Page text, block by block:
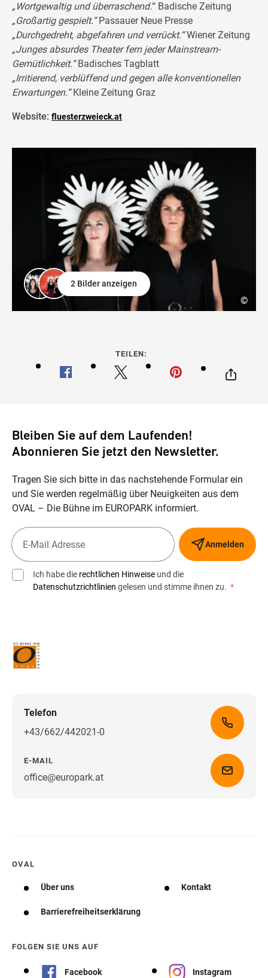
„Wortgewaltig und überraschend.“ Badische Zeitung
„Großartig gespielt.“Passauer Neue Presse
„Durchgedreht, abgefahren und verrückt.“Wiener Zeitung
„Junges absurdes Theater fern jeder Mainstream-
Gemütlichkeit.“Badisches Tagblatt
„Irritierend, verblüffend und gegen alle konventionellen
Erwartungen.“Kleine Zeitung Graz
Website: fluesterzweieck.at
©
2 Bilder anzeigen
TEILEN:
Bleiben Sie auf dem Laufenden!
Abonnieren Sie jetzt den Newsletter.
Tragen Sie sich bitte in das nachstehende Formular ein
und Sie werden regelmäßig über Neuigkeiten aus dem
OVAL – Die Bühne im EUROPARK informiert.
Anmelden
Ich habe die rechtlichen Hinweise und die
Datenschutzrichtlinien gelesen und stimme ihnen zu. *
Telefon
+43/662/442021-0
E-MAIL
office@europark.atWegbeschreibung erhalten
OVAL
Über uns Kontakt
Barrierefreiheitserklärung
FOLGEN SIE UNS AUF
Facebook Instagram